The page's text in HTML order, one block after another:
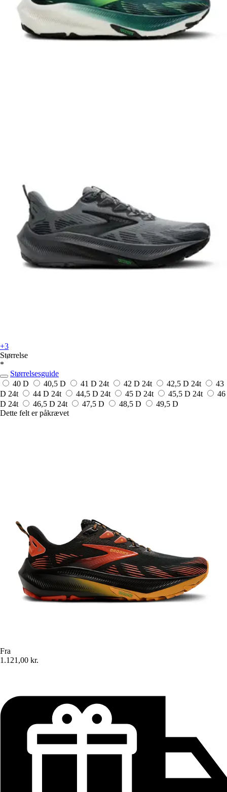
+3
Størrelse
*
Størrelsesguide
40 D
40,5 D 41 D 24t 42 D 24t 42,5 D 24t
43
D 24t 44 D 24t 44,5 D 24t 45 D 24t 45,5 D 24t
46
D 24t 46,5 D 24t 47,5 D 48,5 D
49,5 D
Dette felt er påkrævet
Fra
1.121,00 kr.